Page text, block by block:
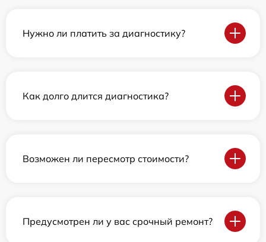
Нужно ли платить за диагностику?
Как долго длится диагностика?
Возможен ли пересмотр стоимости?
Предусмотрен ли у вас срочный ремонт?